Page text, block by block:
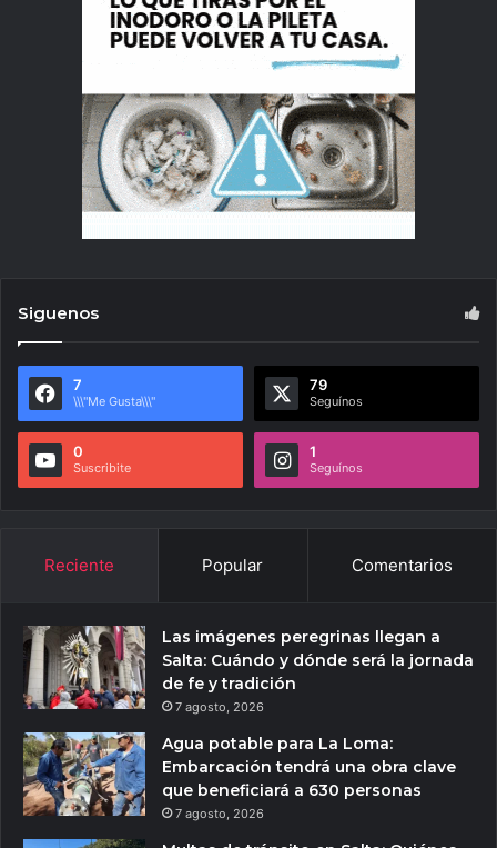
Siguenos
7
\\\"Me Gusta\\\"
79
Seguínos
0
Suscribite
1
Seguínos
Reciente Popular Comentarios
Las imágenes peregrinas llegan a
Salta: Cuándo y dónde será la jornada
de fe y tradición
7 agosto, 2026
Agua potable para La Loma:
Embarcación tendrá una obra clave
que beneficiará a 630 personas
7 agosto, 2026